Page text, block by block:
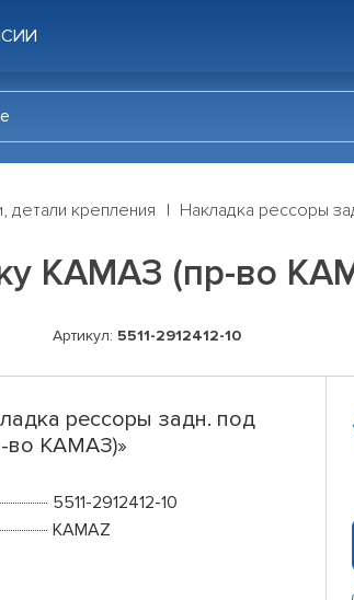
детали крепления Накладка рессоры
КАМАЗ (пр-во
Артикул: 5511-2912412-10
рессоры задн. под
во КАМАЗ)»
5511-2912412-10
KAMAZ